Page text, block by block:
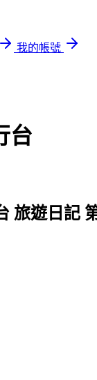
我的帳號
台
旅遊日記